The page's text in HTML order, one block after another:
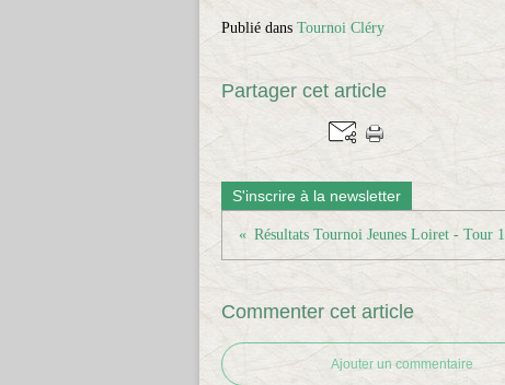
Publié dans Tournoi Cléry
Partager cet article
S'inscrire à la newsletter
Résultats Tournoi Jeunes Loiret - Tour 1
Commenter cet article
Ajouter un commentaire